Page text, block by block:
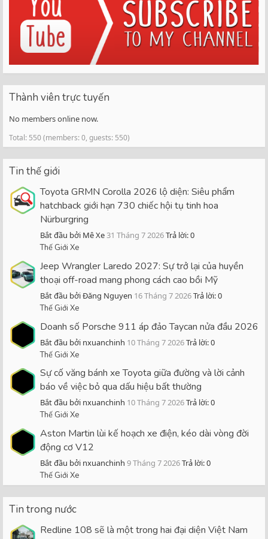
Thành viên trực tuyến
No members online now.
Total: 550 (members: 0, guests: 550)
Tin thế giới
Toyota GRMN Corolla 2026 lộ diện: Siêu phẩm
hatchback giới hạn 730 chiếc hội tụ tinh hoa
Nürburgring
Bắt đầu bởi Mê Xe31 Tháng 7 2026Trả lời: 0
Thế Giới Xe
Jeep Wrangler Laredo 2027: Sự trở lại của huyền
thoại off-road mang phong cách cao bồi Mỹ
Bắt đầu bởi Đăng Nguyen 16 Tháng 7 2026Trả lời: 0
Thế Giới Xe
Doanh số Porsche 911 áp đảo Taycan nửa đầu 2026
Bắt đầu bởi nxuanchinh 10 Tháng 7 2026Trả lời: 0
Thế Giới Xe
Sự cố văng bánh xe Toyota giữa đường và lời cảnh
báo về việc bỏ qua dấu hiệu bất thường
Bắt đầu bởi nxuanchinh 10 Tháng 7 2026Trả lời: 0
Thế Giới Xe
Aston Martin lùi kế hoạch xe điện, kéo dài vòng đời
động cơ V12
Bắt đầu bởi nxuanchinh 9 Tháng 7 2026Trả lời: 0
Thế Giới Xe
Tin trong nước
Redline 108 sẽ là một trong hai đại diện Việt Nam